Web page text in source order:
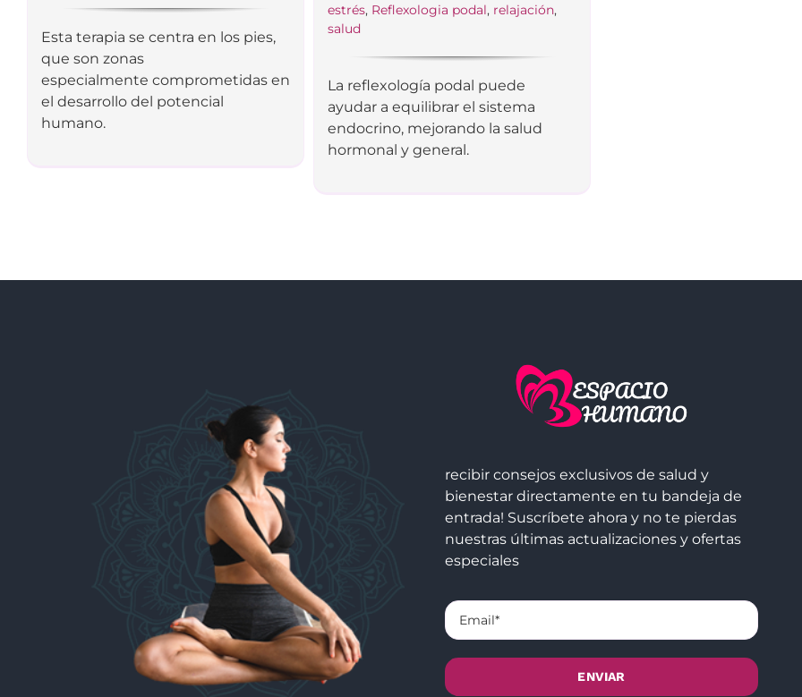
Esta terapia se centra en los pies,
que son zonas
especialmente comprometidas en
el desarrollo del potencial
humano.
estrés, Reflexologia podal, relajación,
salud
La reflexología podal puede
ayudar a equilibrar el sistema
endocrino, mejorando la salud
hormonal y general.
recibir consejos exclusivos de salud y
bienestar directamente en tu bandeja de
entrada! Suscríbete ahora y no te pierdas
nuestras últimas actualizaciones y ofertas
especiales